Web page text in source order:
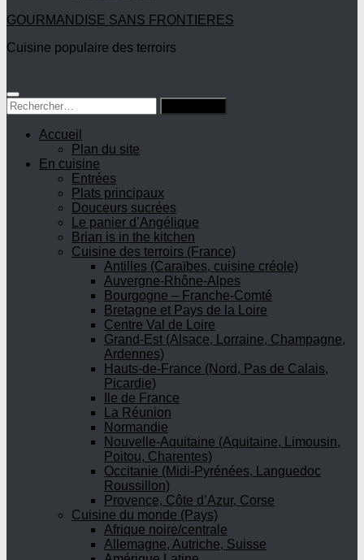
GOURMANDISE SANS FRONTIERES
Cuisine populaire des terroirs
Rechercher :
Accueil
Plan du site
En cuisine
Entrées
Plats principaux
Douceurs sucrées
Le panier d’Angélique
Brian is in the kitchen
Cuisine des terroirs (France)
Antilles (Caraïbes, cuisine créole)
Auvergne-Rhône-Alpes
Bourgogne – Franche-Comté
Bretagne et Pays de la Loire
Centre Val de Loire
Grand-Est (Alsace, Lorraine, Champagne,
Ardennes)
Hauts-de-France (Nord, Pas de Calais,
Picardie)
Ile de France
La Réunion
Normandie
Nouvelle-Aquitaine (Aquitaine, Limousin,
Poitou, Charentes)
Occitanie (Midi-Pyrénées, Languedoc
Roussillon)
Provence, Côte d’Azur, Corse
Cuisine du monde (Pays)
Afrique noire/centrale
Allemagne, Autriche, Suisse